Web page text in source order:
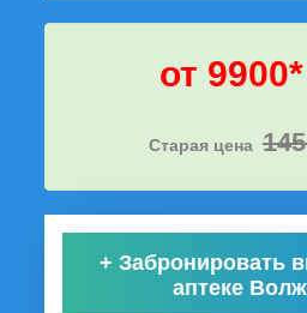
от
Старая цена
+ Забронировать
аптеке